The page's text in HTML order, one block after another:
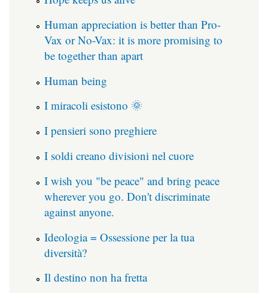
Human appreciation is better than Pro-
Vax or No-Vax: it is more promising to
be together than apart
Human being
I miracoli esistono 🌞
I pensieri sono preghiere
I soldi creano divisioni nel cuore
I wish you "be peace" and bring peace
wherever you go. Don't discriminate
against anyone.
Ideologia = Ossessione per la tua
diversità?
Il destino non ha fretta